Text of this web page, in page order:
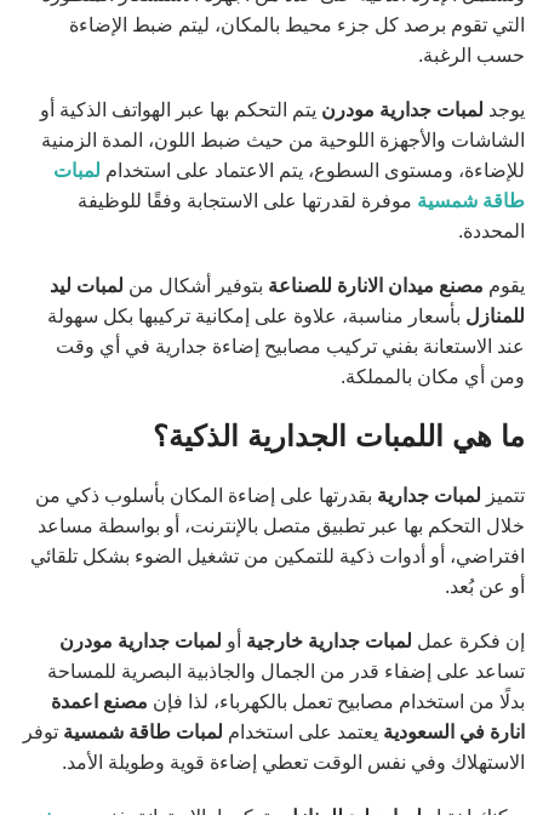
التي تقوم برصد كل جزء محيط بالمكان، ليتم ضبط الإضاءة
حسب الرغبة.
يوجد لمبات جدارية مودرن يتم التحكم بها عبر الهواتف الذكية أو
الشاشات والأجهزة اللوحية من حيث ضبط اللون، المدة الزمنية
للإضاءة، ومستوى السطوع، يتم الاعتماد على استخدام لمبات
طاقة شمسية موفرة لقدرتها على الاستجابة وفقًا للوظيفة
المحددة.
يقوم مصنع ميدان الانارة للصناعة بتوفير أشكال من لمبات ليد
للمنازل بأسعار مناسبة، علاوة على إمكانية تركيبها بكل سهولة
عند الاستعانة بفني تركيب مصابيح إضاءة جدارية في أي وقت
ومن أي مكان بالمملكة.
ما هي اللمبات الجدارية الذكية؟
تتميز لمبات جدارية بقدرتها على إضاءة المكان بأسلوب ذكي من
خلال التحكم بها عبر تطبيق متصل بالإنترنت، أو بواسطة مساعد
افتراضي، أو أدوات ذكية للتمكين من تشغيل الضوء بشكل تلقائي
أو عن بُعد.
إن فكرة عمل لمبات جدارية خارجية أو لمبات جدارية مودرن
تساعد على إضفاء قدر من الجمال والجاذبية البصرية للمساحة
بدلًا من استخدام مصابيح تعمل بالكهرباء، لذا فإن مصنع اعمدة
انارة في السعودية يعتمد على استخدام لمبات طاقة شمسية توفر
الاستهلاك وفي نفس الوقت تعطي إضاءة قوية وطويلة الأمد.